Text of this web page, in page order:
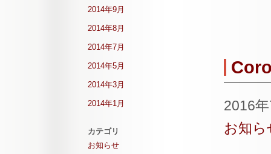
2016
お知ら
2014年9月
2014年8月
2014年7月
2014年5月
2014年3月
2014年1月
カテゴリ
お知らせ